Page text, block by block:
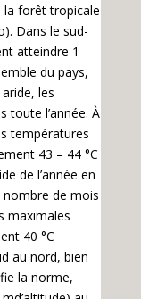
la forêt tropicale
Dans le sud-
atteindre 1
du pays,
les
toute l’année. À
températures
43 – 44 °C
de l’année en
de mois
maximales
40 °C
au nord, bien
la norme,